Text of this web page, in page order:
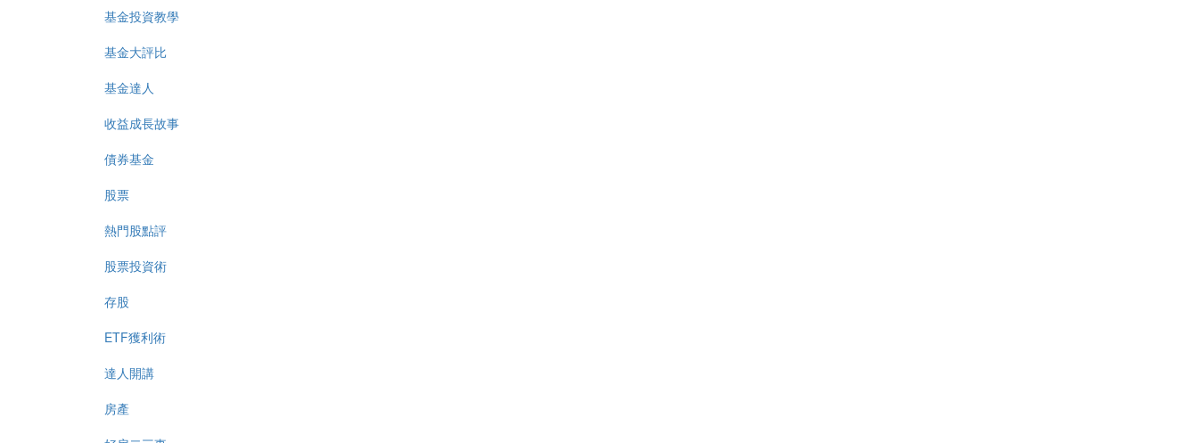
基金投資教學
基金大評比
基金達人
收益成長故事
債券基金
股票
熱門股點評
股票投資術
存股
ETF獲利術
達人開講
房產